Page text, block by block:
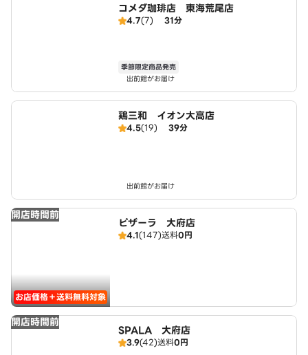
コメダ珈琲店 東海荒尾店
4.7(7) 31分
季節限定商品発売
出前館がお届け
鶏三和 イオン大高店
4.5(19) 39分
出前館がお届け
開店時間前
お店価格＋送料無料対象
ピザーラ 大府店
4.1(147)送料0円
開店時間前
SPALA 大府店
3.9(42)送料0円